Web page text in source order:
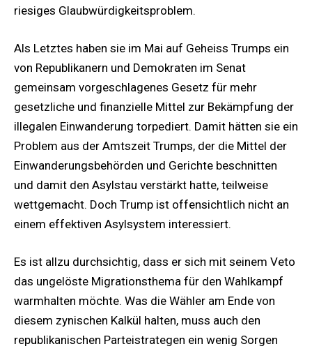
riesiges Glaubwürdigkeitsproblem.
Als Letztes haben sie im Mai auf Geheiss Trumps ein
von Republikanern und Demokraten im Senat
gemeinsam vorgeschlagenes Gesetz für mehr
gesetzliche und finanzielle Mittel zur Bekämpfung der
illegalen Einwanderung torpediert. Damit hätten sie ein
Problem aus der Amtszeit Trumps, der die Mittel der
Einwanderungsbehörden und Gerichte beschnitten
und damit den Asylstau verstärkt hatte, teilweise
wettgemacht. Doch Trump ist offensichtlich nicht an
einem effektiven Asylsystem interessiert.
Es ist allzu durchsichtig, dass er sich mit seinem Veto
das ungelöste Migrationsthema für den Wahlkampf
warmhalten möchte. Was die Wähler am Ende von
diesem zynischen Kalkül halten, muss auch den
republikanischen Parteistrategen ein wenig Sorgen